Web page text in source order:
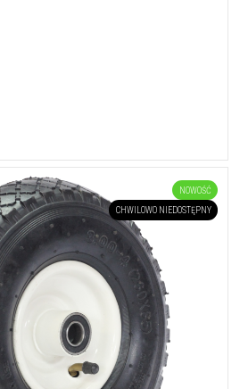
NOWOŚĆ
CHWILOWO NIEDOSTĘPNY